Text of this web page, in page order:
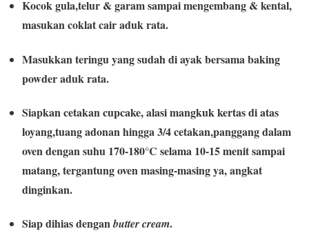
Kocok gula,telur & garam sampai mengembang & kental,
masukan coklat cair aduk rata.
Masukkan teringu yang sudah di ayak bersama baking
powder aduk rata.
Siapkan cetakan cupcake, alasi mangkuk kertas di atas
loyang,tuang adonan hingga 3/4 cetakan,panggang dalam
oven dengan suhu 170-180°C selama 10-15 menit sampai
matang, tergantung oven masing-masing ya, angkat
dinginkan.
Siap dihias denganbutter cream.